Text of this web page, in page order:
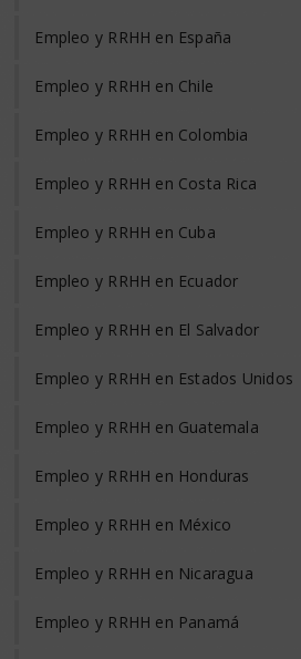
Empleo y RRHH en España
Empleo y RRHH en Chile
Empleo y RRHH en Colombia
Empleo y RRHH en Costa Rica
Empleo y RRHH en Cuba
Empleo y RRHH en Ecuador
Empleo y RRHH en El Salvador
Empleo y RRHH en Estados Unidos
Empleo y RRHH en Guatemala
Empleo y RRHH en Honduras
Empleo y RRHH en México
Empleo y RRHH en Nicaragua
Empleo y RRHH en Panamá